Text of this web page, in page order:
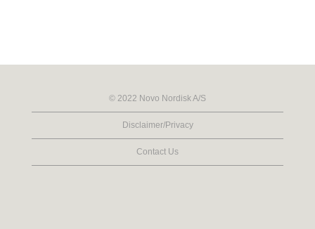
© 2022 Novo Nordisk A/S
Disclaimer/Privacy
Contact Us